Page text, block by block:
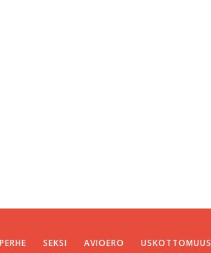
SEKSI AVIOERO USKOTTOMUUS